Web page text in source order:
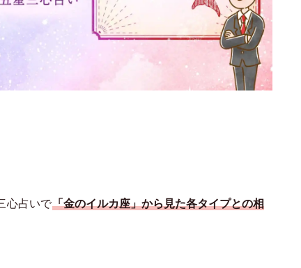
心占いで「金のイルカ座」から見た各タイプとの相